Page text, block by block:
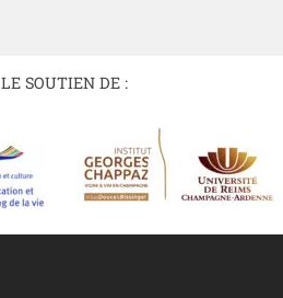
SOUTIEN DE :